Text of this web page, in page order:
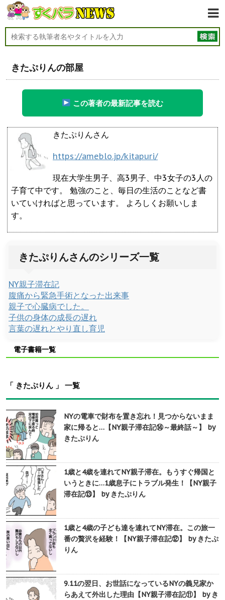
きたぷりんの部屋
この著者の最新記事を読む
きたぷりんさん
https://ameblo.jp/kitapuri/
現在大学生男子、高3男子、中3女子の3人の
子育て中です。 勉強のこと、毎日の生活のことなど書
いていければと思っています。 よろしくお願いしま
す。
きたぷりんさんのシリーズ一覧
NY親子滞在記
腹痛から緊急手術となった出来事
親子で心臓病でした。
子供の身体の成長の遅れ
言葉の遅れとやり直し育児
電子書籍一覧
「 きたぷりん 」 一覧
NYの電車で財布を置き忘れ！見つからないまま
家に帰ると…【NY親子滞在記⑭～最終話～】 by
きたぷりん
1歳と4歳を連れてNY親子滞在。もうすぐ帰国と
いうときに…1歳息子にトラブル発生！【NY親子
滞在記⑬】 by きたぷりん
1歳と4歳の子ども達を連れてNY滞在。この旅一
番の贅沢を経験！【NY親子滞在記⑫】 by きたぷ
りん
9.11の翌日、お世話になっているNYの義兄家か
らあえて外出した理由【NY親子滞在記⑪】 by き